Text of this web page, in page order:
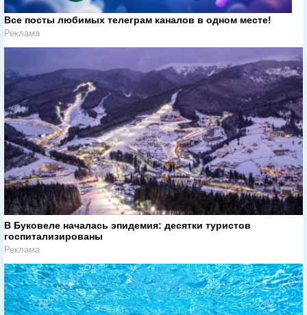
Все посты любимых телеграм каналов в одном месте!
Реклама
В Буковеле началась эпидемия: десятки туристов
госпитализированы
Реклама